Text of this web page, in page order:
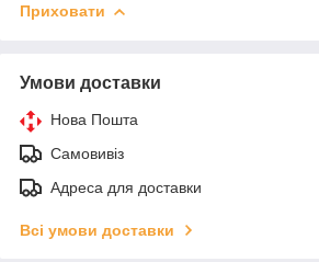
Приховати
Умови доставки
Нова Пошта
Самовивіз
Адреса для доставки
Всі умови доставки